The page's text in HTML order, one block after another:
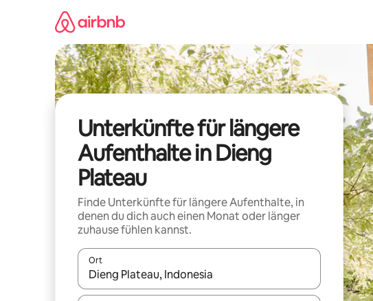
Unterkünfte für längere
Aufenthalte in Dieng
Plateau
Finde Unterkünfte für längere Aufenthalte, in
denen du dich auch einen Monat oder länger
zuhause fühlen kannst.
Ort
Wenn Ergebnisse verfügbar sind, navigiere mit den Pfeiltasten